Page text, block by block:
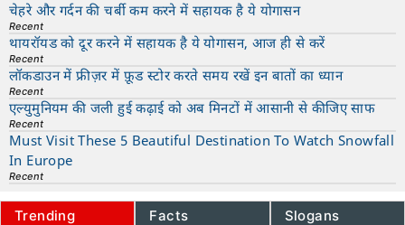
चेहरे और गर्दन की चर्बी कम करने में सहायक है ये योगासन
Recent
थायरॉयड को दूर करने में सहायक है ये योगासन, आज ही से करें
Recent
लॉकडाउन में फ्रीज़र में फ़ूड स्टोर करते समय रखें इन बातों का ध्यान
Recent
एल्युमुनियम की जली हुई कढ़ाई को अब मिनटों में आसानी से कीजिए साफ
Recent
Must Visit These 5 Beautiful Destination To Watch Snowfall
In Europe
Recent
Trending Facts Slogans